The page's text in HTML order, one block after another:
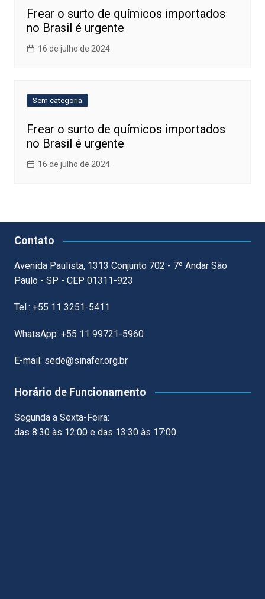
Frear o surto de químicos importados
no Brasil é urgente
16 de julho de 2024
Sem categoria
Frear o surto de químicos importados
no Brasil é urgente
16 de julho de 2024
Contato
Avenida Paulista, 1313 Conjunto 702 - 7º Andar São
Paulo - SP - CEP 01311-923
Tel.: +55 11 3251-5411
WhatsApp: +55 11 99721-5960
E-mail: sede@sinafer.org.br
Horário de Funcionamento
Segunda a Sexta-Feira:
das 8:30 às 12:00 e das 13:30 às 17:00.